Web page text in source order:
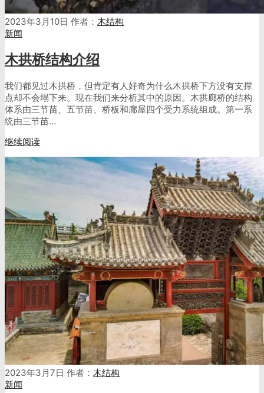
2023年3月10日 作者： 木结构
新闻
木拱桥结构介绍
我们都见过木拱桥，但肯定有人好奇为什么木拱桥下方没有支撑
点却不会塌下来。现在我们来分析其中的原因。木拱廊桥的结构
体系由三节苗、五节苗、桥板和廊屋四个受力系统组成。第一系
统由三节苗…
继续阅读
2023年3月7日 作者： 木结构
新闻